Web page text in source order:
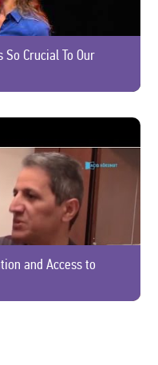
So Crucial To Our
and Access to